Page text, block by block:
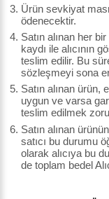
Ürün sevkiyat
ödenecektir.
Satın alınan her
kaydı ile alıcının
teslim edilir. Bu
sözleşmeyi sona
Satın alınan
uygun ve varsa
teslim edilmek
Satın alınan
satıcı bu durumu
olarak alıcıya bu
de toplam bedel